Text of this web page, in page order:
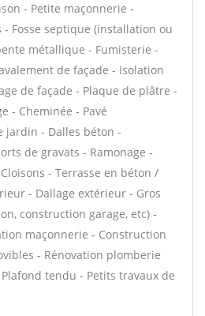
- Petite maçonnerie -
- Fosse septique (installation ou
métallique - Fumisterie -
de façade - Isolation
de façade - Plaque de plâtre -
- Cheminée - Pavé
jardin - Dalles béton -
de gravats - Ramonage -
- Terrasse en béton /
- Dallage extérieur - Gros
construction garage, etc) -
maçonnerie - Construction
- Rénovation plomberie
tendu - Petits travaux de